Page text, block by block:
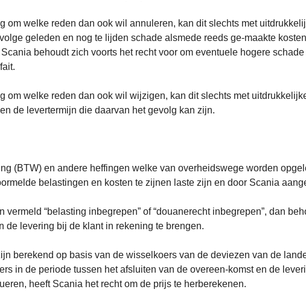
om welke reden dan ook wil annuleren, kan dit slechts met
geleden en nog te lijden schade alsmede reeds ge-maakte
behoudt zich voorts het recht voor om eventuele hogere
om welke reden dan ook wil wijzigen, kan dit slechts met
de levertermijn die daarvan het gevolg kan zijn.
(BTW) en andere heffingen welke van overheidswege worden
belastingen en kosten te zijnen laste zijn en door Scania
“belasting inbegrepen” of “douanerecht inbegrepen”, dan
de levering bij de klant in rekening te brengen.
berekend op basis van de wisselkoers van de deviezen van de
in de periode tussen het afsluiten van de overeen-komst en de
heeft Scania het recht om de prijs te herberekenen.